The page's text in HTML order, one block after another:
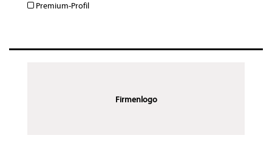
Premium-Profil
Firmenlogo